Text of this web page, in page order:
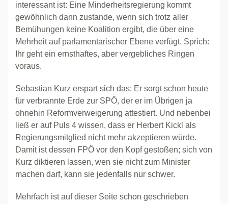
interessant ist: Eine Minderheitsregierung kommt
gewöhnlich dann zustande, wenn sich trotz aller
Bemühungen keine Koalition ergibt, die über eine
Mehrheit auf parlamentarischer Ebene verfügt. Sprich:
Ihr geht ein ernsthaftes, aber vergebliches Ringen
voraus.
Sebastian Kurz erspart sich das: Er sorgt schon heute
für verbrannte Erde zur SPÖ, der er im Übrigen ja
ohnehin Reformverweigerung attestiert. Und nebenbei
ließ er auf Puls 4 wissen, dass er Herbert Kickl als
Regierungsmitglied nicht mehr akzeptieren würde.
Damit ist dessen FPÖ vor den Kopf gestoßen; sich von
Kurz diktieren lassen, wen sie nicht zum Minister
machen darf, kann sie jedenfalls nur schwer.
Mehrfach ist auf dieser Seite schon geschrieben